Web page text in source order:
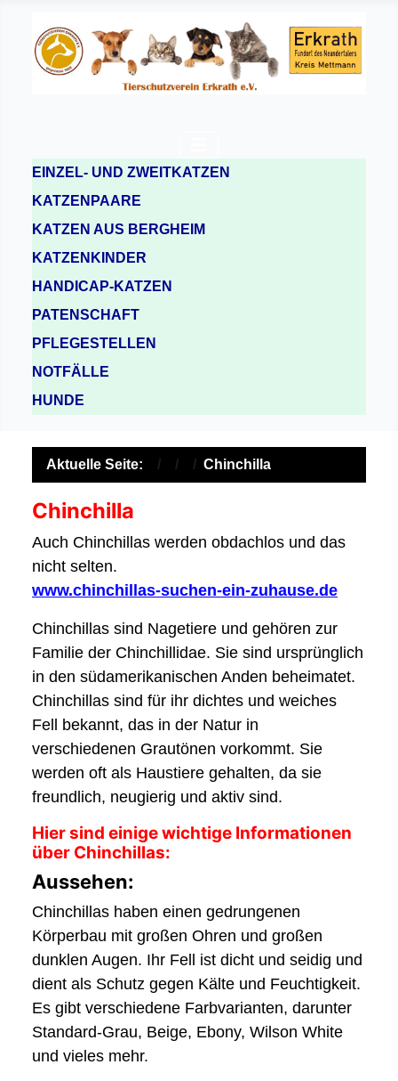
EINZEL- UND ZWEITKATZEN
KATZENPAARE
KATZEN AUS BERGHEIM
KATZENKINDER
HANDICAP-KATZEN
PATENSCHAFT
PFLEGESTELLEN
NOTFÄLLE
HUNDE
Aktuelle Seite: Chinchilla
Chinchilla
Auch Chinchillas werden obdachlos und das
nicht selten.
www.chinchillas-suchen-ein-zuhause.de
Chinchillas sind Nagetiere und gehören zur
Familie der Chinchillidae. Sie sind ursprünglich
in den südamerikanischen Anden beheimatet.
Chinchillas sind für ihr dichtes und weiches
Fell bekannt, das in der Natur in
verschiedenen Grautönen vorkommt. Sie
werden oft als Haustiere gehalten, da sie
freundlich, neugierig und aktiv sind.
Hier sind einige wichtige Informationen
über Chinchillas:
Aussehen:
Chinchillas haben einen gedrungenen
Körperbau mit großen Ohren und großen
dunklen Augen. Ihr Fell ist dicht und seidig und
dient als Schutz gegen Kälte und Feuchtigkeit.
Es gibt verschiedene Farbvarianten, darunter
Standard-Grau, Beige, Ebony, Wilson White
und vieles mehr.